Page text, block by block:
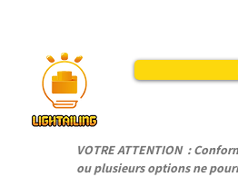
VOTRE ATTENTION :
ou plusieurs options ne